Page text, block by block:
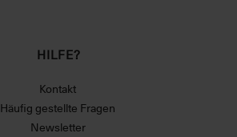
HILFE?
Kontakt
Häufig gestellte Fragen
Newsletter